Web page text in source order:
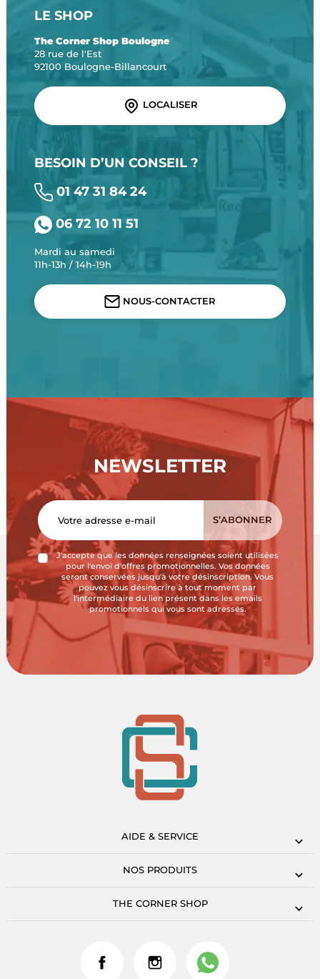
LE SHOP
The Corner Shop Boulogne
28 rue de l'Est
92100 Boulogne-Billancourt
LOCALISER
BESOIN D’UN CONSEIL ?
01 47 31 84 24
06 72 10 11 51
Mardi au samedi
11h-13h / 14h-19h
NOUS-CONTACTER
NEWSLETTER
J'accepte que les données renseignées soient utilisées
pour l'envoi d'offres promotionnelles. Vos données
seront conservées jusqu'à votre désinscription. Vous
pouvez vous désinscrire à tout moment par
l'intermédiaire du lien présent dans les emails
promotionnels qui vous sont adressés.
AIDE & SERVICE
NOS PRODUITS
THE CORNER SHOP